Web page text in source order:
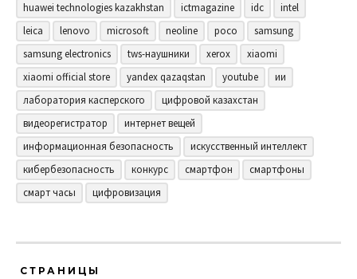
huawei technologies kazakhstan
ictmagazine idc
intel
leica
lenovo microsoft neoline poco
samsung
samsung electronics
tws-наушники xerox
xiaomi
xiaomi official store
yandex qazaqstan youtube
ии
лаборатория касперского
цифровой казахстан
видеорегистратор
интернет вещей
информационная безопасность
искусственный интеллект
кибербезопасность
конкурс смартфон
смартфоны
смарт часы
цифровизация
СТРАНИЦЫ